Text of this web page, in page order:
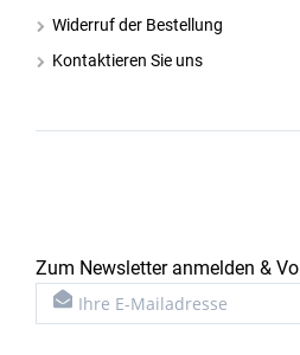
Widerruf der Bestellung
Kontaktieren Sie uns
Zum Newsletter anmelden &